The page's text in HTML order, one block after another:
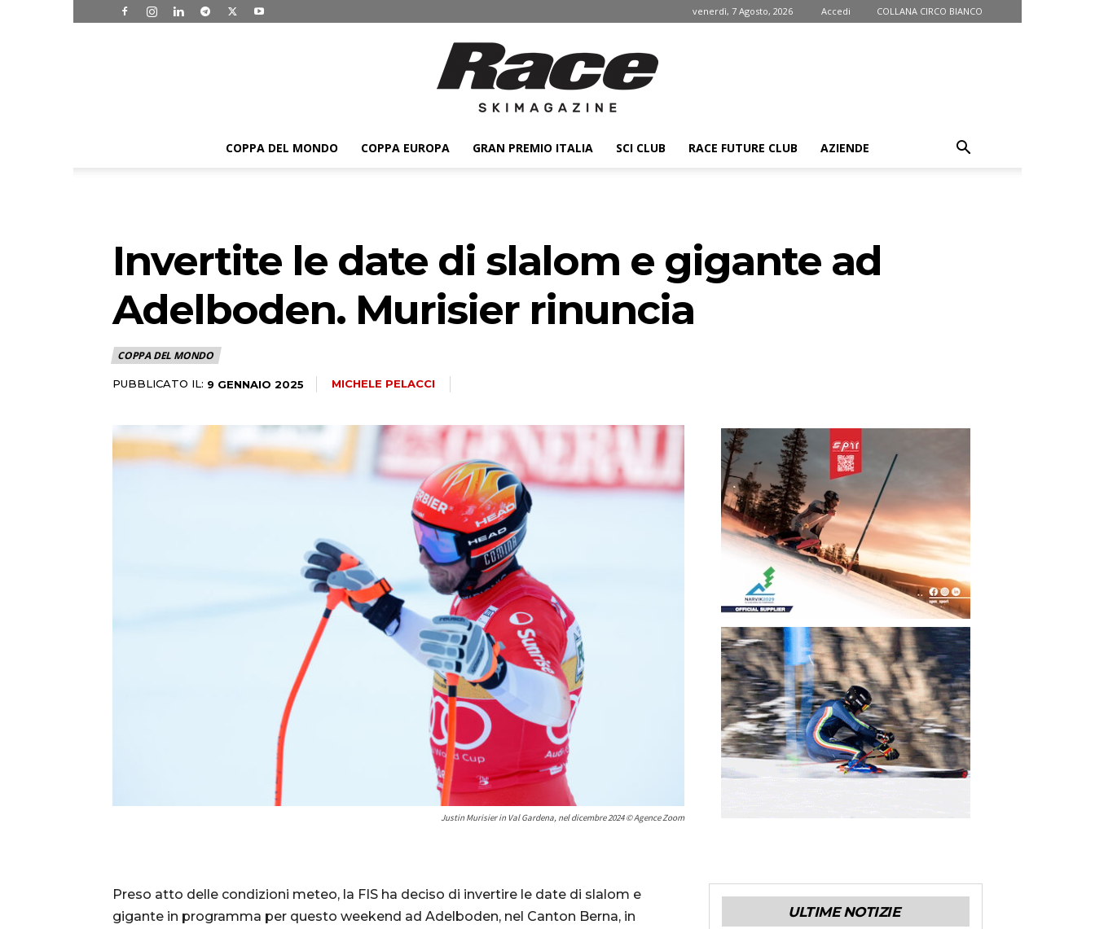
venerdì, 7 Agosto, 2026 Accedi COLLANA CIRCO BIANCO
ski
COPPA DEL MONDO COPPA EUROPA GRAN PREMIO ITALIA SCI CLUB RACE FUTURE CLUB AZIENDE
Invertite le date di slalom e gigante ad
Adelboden. Murisier rinuncia
COPPA DEL MONDO
PUBBLICATO IL: 9 GENNAIO 2025 MICHELE PELACCI
Justin Murisier in Val Gardena, nel dicembre 2024 © Agence Zoom
Preso atto delle condizioni meteo, la FIS ha deciso di invertire le date di slalom e
gigante in programma per questo weekend ad Adelboden, nel Canton Berna, in
ULTIME NOTIZIE